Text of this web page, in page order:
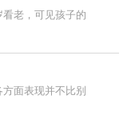
老，可见孩子的
面表现并不比别